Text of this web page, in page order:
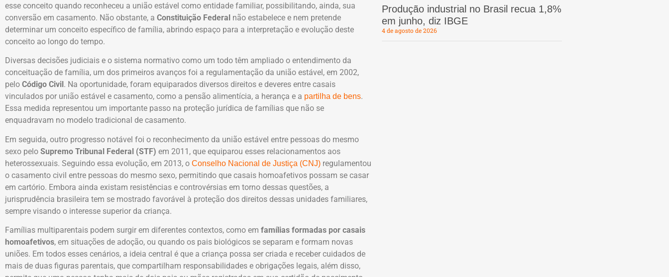
esse conceito quando reconheceu a união estável como entidade familiar, possibilitando, ainda, sua
conversão em casamento. Não obstante, a Constituição Federal não estabelece e nem pretende
determinar um conceito específico de família, abrindo espaço para a interpretação e evolução deste
conceito ao longo do tempo.
Diversas decisões judiciais e o sistema normativo como um todo têm ampliado o entendimento da
conceituação de família, um dos primeiros avanços foi a regulamentação da união estável, em 2002,
pelo Código Civil . Na oportunidade, foram equiparados diversos direitos e deveres entre casais
vinculados por união estável e casamento, como a pensão alimentícia, a herança e a partilha de bens.
Essa medida representou um importante passo na proteção jurídica de famílias que não se
enquadravam no modelo tradicional de casamento.
Em seguida, outro progresso notável foi o reconhecimento da união estável entre pessoas do mesmo
sexo pelo Supremo Tribunal Federal (STF) em 2011, que equiparou esses relacionamentos aos
heterossexuais. Seguindo essa evolução, em 2013, o Conselho Nacional de Justiça (CNJ) regulamentou
o casamento civil entre pessoas do mesmo sexo, permitindo que casais homoafetivos possam se casar
em cartório. Embora ainda existam resistências e controvérsias em torno dessas questões, a
jurisprudência brasileira tem se mostrado favorável à proteção dos direitos dessas unidades familiares,
sempre visando o interesse superior da criança.
Famílias multiparentais podem surgir em diferentes contextos, como em famílias formadas por casais
homoafetivos, em situações de adoção, ou quando os pais biológicos se separam e formam novas
uniões. Em todos esses cenários, a ideia central é que a criança possa ser criada e receber cuidados de
mais de duas figuras parentais, que compartilham responsabilidades e obrigações legais, além disso,
Produção industrial no Brasil recua 1,8%
em junho, diz IBGE
4 de agosto de 2026